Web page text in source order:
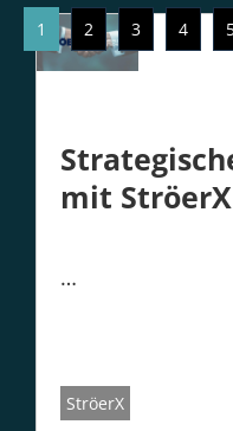
mit
…
StröerX
1 2 3 4